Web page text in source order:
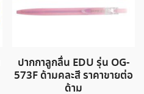
ปากกาลูกลื่น EDU รุ่น OG-
573F ด้ามคละสี ราคาขายต่อ
ด้าม